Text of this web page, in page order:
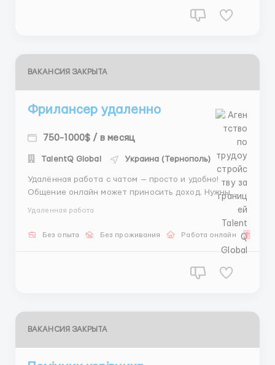
ВАКАНСИЯ ЗАКРЫТА
Фрилансер удаленно
750-1000$ / в месяц
TalentQ Global Украина (Тернополь)
Удалённая работа с чатом — просто и удобно!
Общение онлайн может приносить доход. Нужны
информацию и советы -поддерживать позитивную
Удаленная работа
Без опыта Без проживания Работа онлайн
ВАКАНСИЯ ЗАКРЫТА